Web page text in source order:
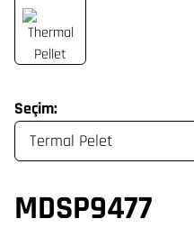
Seçim:
MDSP9477